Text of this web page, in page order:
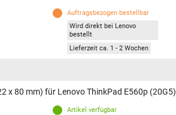
Auftragsbezogen bestellbar
Wird direkt bei Lenovo
bestellt
Lieferzeit ca. 1 - 2 Wochen
x 80 mm) für Lenovo ThinkPad E560p (20G5)
Artikel verfügbar